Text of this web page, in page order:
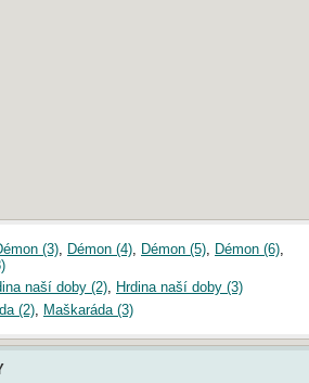
(3), Démon (4), Démon (5), Démon (6),
naší doby (2), Hrdina naší doby (3)
(2) Maškaráda (3)